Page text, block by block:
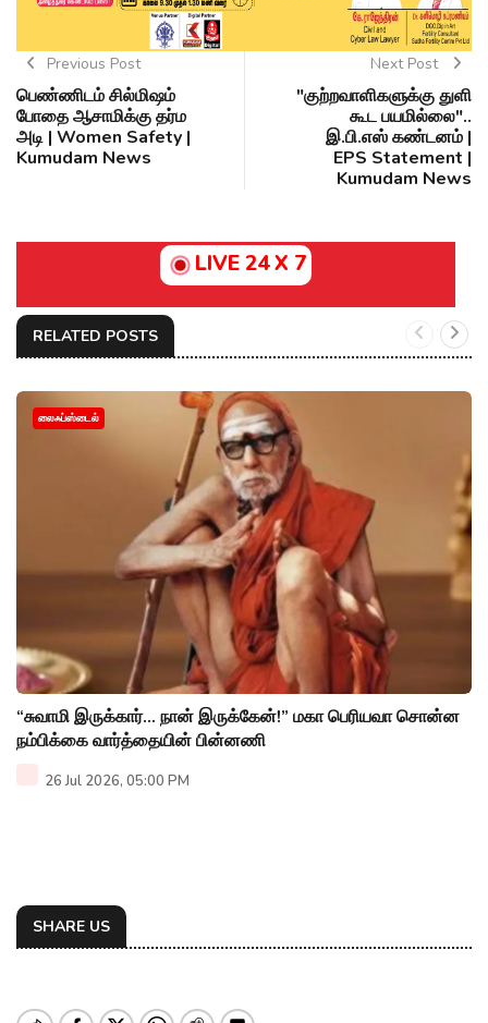
Previous Post
பெண்ணிடம் சில்மிஷம்
போதை ஆசாமிக்கு தர்ம
அடி | Women Safety |
Kumudam News
Next Post
"குற்றவாளிகளுக்கு துளி
கூட பயமில்லை"..
இ.பி.எஸ் கண்டனம் |
EPS Statement |
Kumudam News
LIVE 24 X 7
RELATED POSTS
லைஃப்ஸ்டைல்
“சுவாமி இருக்கார்... நான் இருக்கேன்!” மகா பெரியவா சொன்ன
நம்பிக்கை வார்த்தையின் பின்னணி
26 Jul 2026, 05:00 PM
SHARE US